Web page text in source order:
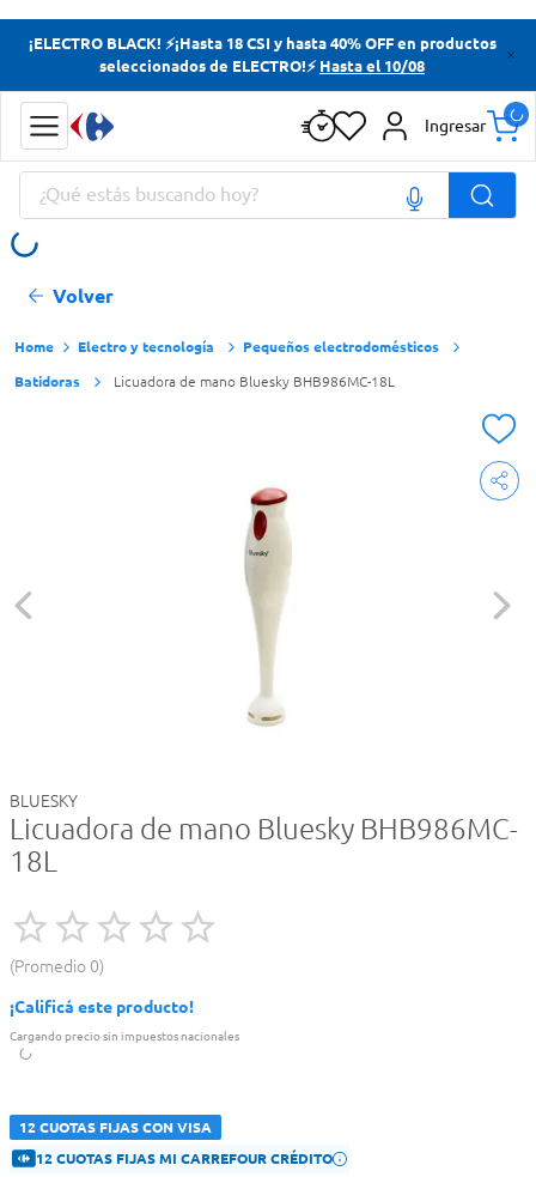
¡ELECTRO BLACK! ⚡¡Hasta 18 CSI y hasta 40% OFF en productos
seleccionados de ELECTRO!⚡ Hasta el 10/08
Ingresar
¿Qué estás buscando hoy?
Volver
Electro y tecnología
Pequeños electrodomésticos
Batidoras
Licuadora de mano Bluesky BHB986MC-18L
BLUESKY
Licuadora de mano Bluesky BHB986MC-
18L
Promedio 0
¡Calificá este producto!
Cargando precio sin impuestos nacionales
12 CUOTAS FIJAS CON VISA
12 CUOTAS FIJAS MI CARREFOUR CRÉDITO
Términos más buscados
Yerba
Cerveza
Doves
Términos más buscados
Cerveza
Doves
Papas Fritas